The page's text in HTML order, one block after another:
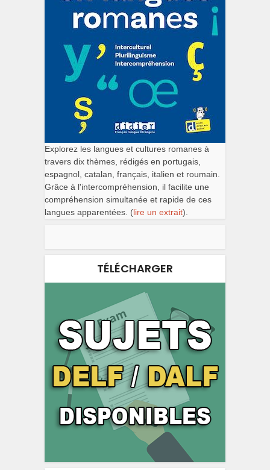
Explorez les langues et cultures romanes à
travers dix thèmes, rédigés en portugais,
espagnol, catalan, français, italien et roumain.
Grâce à l'intercompréhension, il facilite une
compréhension simultanée et rapide de ces
langues apparentées. (lire un extrait).
TÉLÉCHARGER